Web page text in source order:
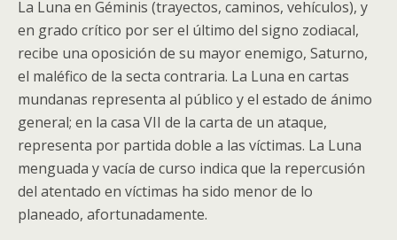
La Luna en Géminis (trayectos, caminos, vehículos), y
en grado crítico por ser el último del signo zodiacal,
recibe una oposición de su mayor enemigo, Saturno,
el maléfico de la secta contraria. La Luna en cartas
mundanas representa al público y el estado de ánimo
general; en la casa VII de la carta de un ataque,
representa por partida doble a las víctimas. La Luna
menguada y vacía de curso indica que la repercusión
del atentado en víctimas ha sido menor de lo
planeado, afortunadamente.